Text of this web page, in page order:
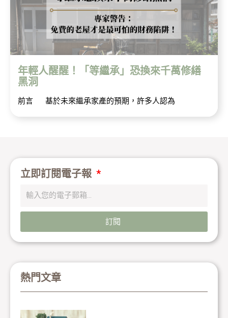
年輕人醒醒！「等繼承」恐換來千萬修繕
黑洞
前言 基於未來繼承家產的預期，許多人認為
立即訂閱電子報
訂閱
熱門文章